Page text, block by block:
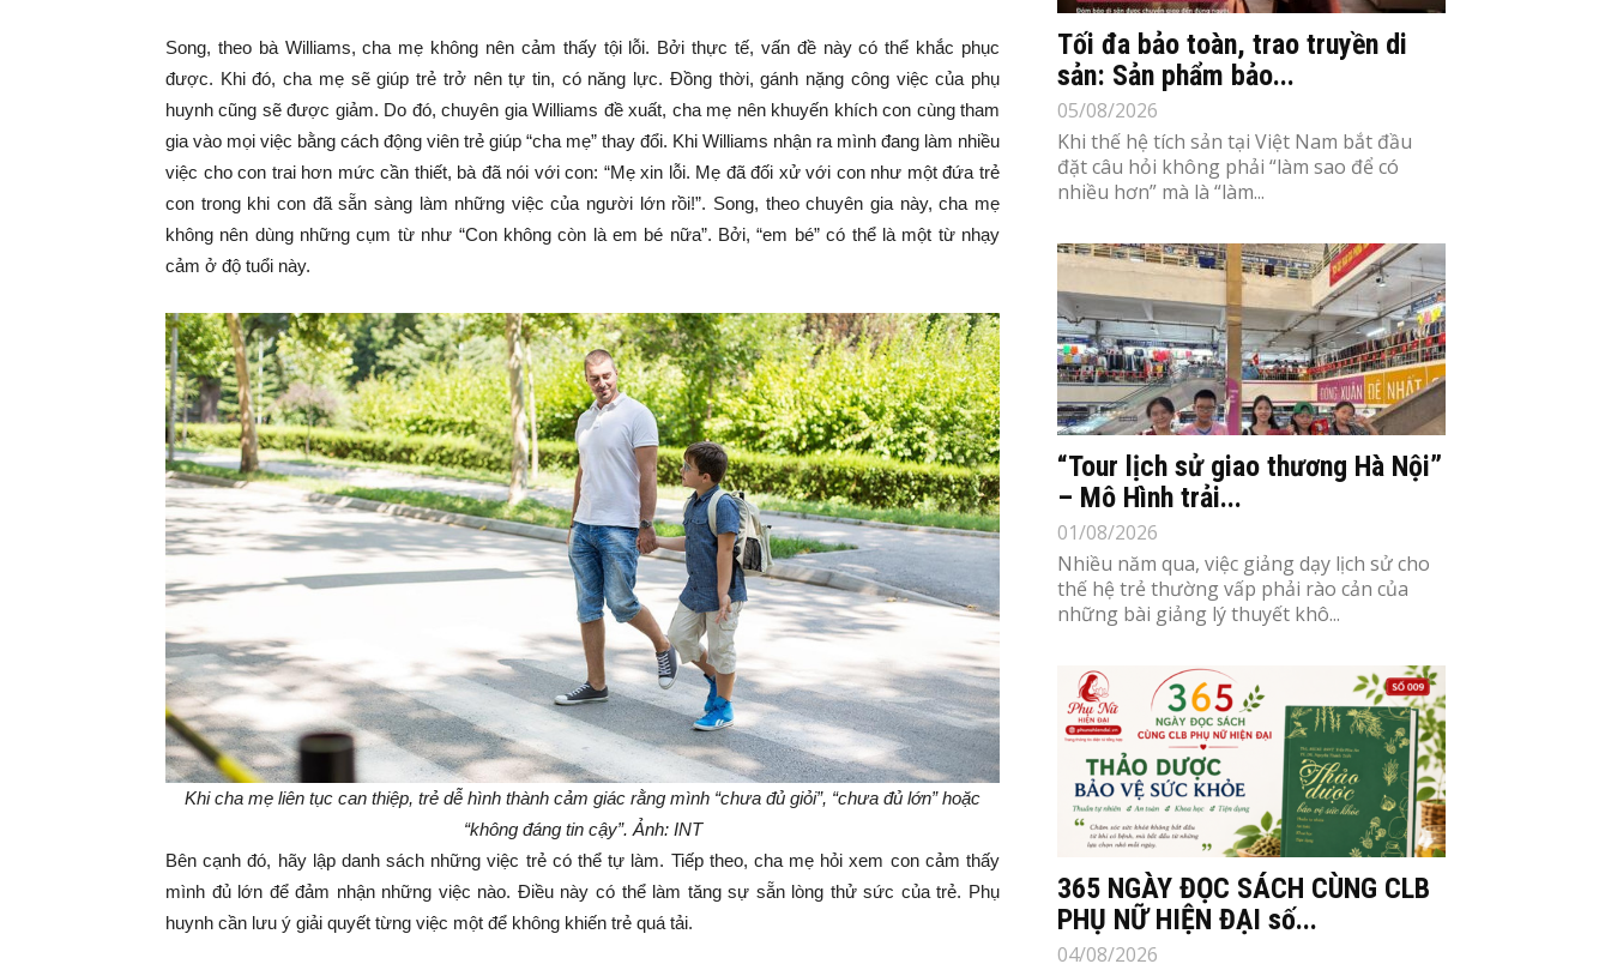
Song, theo bà Williams, cha mẹ không nên cảm thấy tội lỗi. Bởi thực tế, vấn đề này có thể khắc phục
được. Khi đó, cha mẹ sẽ giúp trẻ trở nên tự tin, có năng lực. Đồng thời, gánh nặng công việc của phụ
huynh cũng sẽ được giảm. Do đó, chuyên gia Williams đề xuất, cha mẹ nên khuyến khích con cùng tham
gia vào mọi việc bằng cách động viên trẻ giúp “cha mẹ” thay đổi. Khi Williams nhận ra mình đang làm nhiều
việc cho con trai hơn mức cần thiết, bà đã nói với con: “Mẹ xin lỗi. Mẹ đã đối xử với con như một đứa trẻ
con trong khi con đã sẵn sàng làm những việc của người lớn rồi!”. Song, theo chuyên gia này, cha mẹ
không nên dùng những cụm từ như “Con không còn là em bé nữa”. Bởi, “em bé” có thể là một từ nhạy
cảm ở độ tuổi này.
Khi cha mẹ liên tục can thiệp, trẻ dễ hình thành cảm giác rằng mình “chưa đủ giỏi”, “chưa đủ lớn” hoặc
“không đáng tin cậy”. Ảnh: INT
Bên cạnh đó, hãy lập danh sách những việc trẻ có thể tự làm. Tiếp theo, cha mẹ hỏi xem con cảm thấy
mình đủ lớn để đảm nhận những việc nào. Điều này có thể làm tăng sự sẵn lòng thử sức của trẻ. Phụ
huynh cần lưu ý giải quyết từng việc một để không khiến trẻ quá tải.
Tối đa bảo toàn, trao truyền di
sản: Sản phẩm bảo...
05/08/2026
Khi thế hệ tích sản tại Việt Nam bắt đầu
đặt câu hỏi không phải “làm sao để có
nhiều hơn” mà là “làm...
“Tour lịch sử giao thương Hà Nội”
– Mô Hình trải...
01/08/2026
Nhiều năm qua, việc giảng dạy lịch sử cho
thế hệ trẻ thường vấp phải rào cản của
những bài giảng lý thuyết khô...
365 NGÀY ĐỌC SÁCH CÙNG CLB
PHỤ NỮ HIỆN ĐẠI số...
04/08/2026